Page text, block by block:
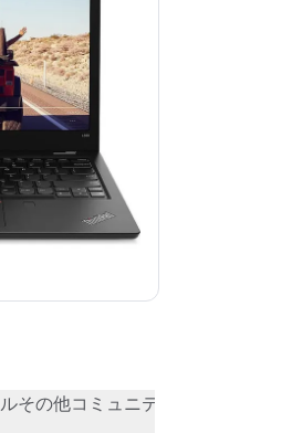
その他コミュニティの評価